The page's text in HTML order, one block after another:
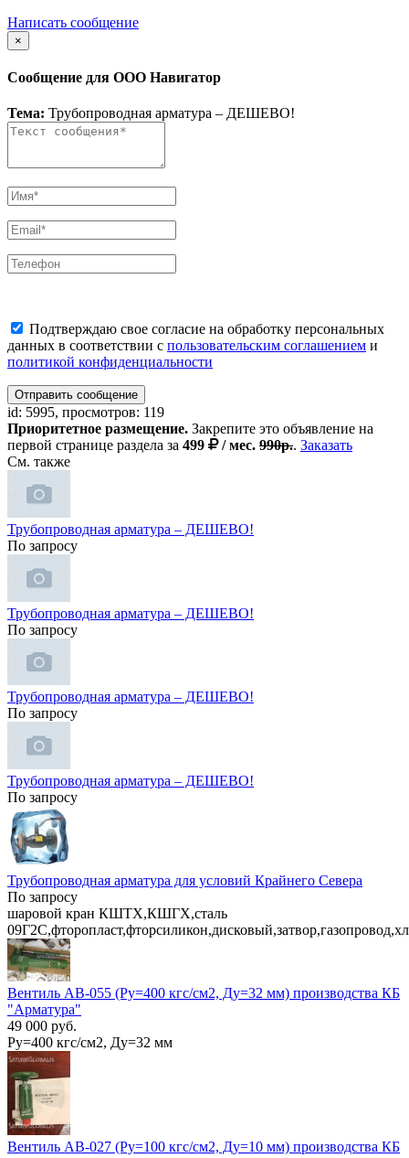
Написать сообщение
×
Сообщение для ООО Навигатор
Тема: Трубопроводная арматура – ДЕШЕВО!
Подтверждаю свое согласие на обработку персональных
данных в соответствии с пользовательским соглашением и
политикой конфиденциальности
Отправить сообщение
id: 5995, просмотров: 119
Приоритетное размещение. Закрепите это объявление на
первой странице раздела за 499 / мес. 990р.. Заказать
См. также
Трубопроводная арматура – ДЕШЕВО!
По запросу
Трубопроводная арматура – ДЕШЕВО!
По запросу
Трубопроводная арматура – ДЕШЕВО!
По запросу
Трубопроводная арматура – ДЕШЕВО!
По запросу
Трубопроводная арматура для условий Крайнего Севера
По запросу
шаровой кран КШТХ,КШГХ,сталь
Вентиль АВ-055 (Ру=400 кгс/см2, Ду=32 мм) производства КБ
"Арматура"
49 000 руб.
Ру=400 кгс/см2, Ду=32 мм
Вентиль АВ-027 (Ру=100 кгс/см2, Ду=10 мм) производства КБ